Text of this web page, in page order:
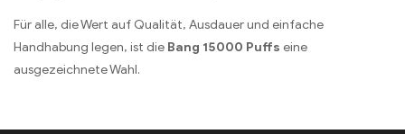
Für alle, die Wert auf Qualität, Ausdauer und einfache
Handhabung legen, ist die Bang 15000 Puffs eine
ausgezeichnete Wahl.